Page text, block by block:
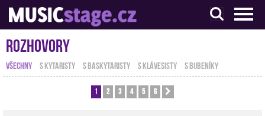
S muzikanty pro muzikanty
Rozhovory
VŠECHNY S KYTARISTY S BASKYTARISTY S KLÁVESISTY S BUBENÍKY
1 2 3 4 5 6